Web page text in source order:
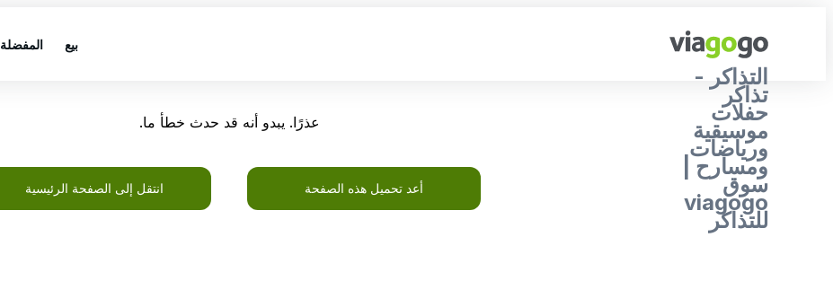
التذاكر -
تذاكر
حفلات
موسيقية
ورياضات
ومسارح |
سوق
viagogo
للتذاكر
بيع المفضلة
عذرًا. يبدو أنه قد حدث خطأ ما.
أعد تحميل هذه الصفحة انتقل إلى الصفحة الرئيسية